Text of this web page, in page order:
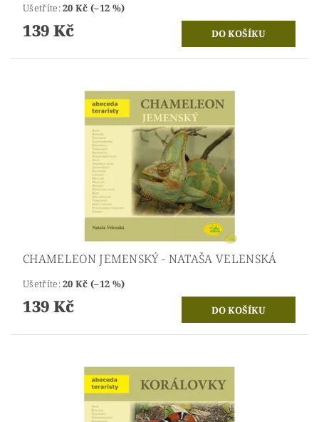
Ušetříte:20 Kč (–12 %)
139 Kč
CHAMELEON JEMENSKÝ - NATAŠA VELENSKÁ
Ušetříte:20 Kč (–12 %)
139 Kč